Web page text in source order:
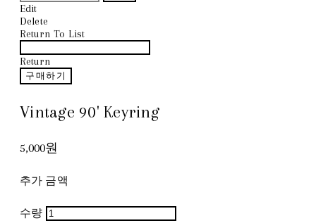
Edit
Delete
Return To List
Return
구매하기
Vintage 90' Keyring
5,000원
추가 금액
수량